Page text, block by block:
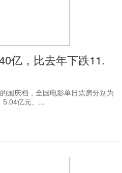
亿，比去年下跌11.
国庆档，全国电影单日票房分别为
5.04亿元、...